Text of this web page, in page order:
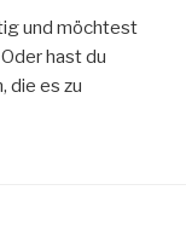
und möchtest
hast du
die es zu